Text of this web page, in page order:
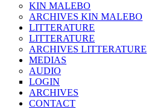
KIN MALEBO
ARCHIVES KIN MALEBO
LITTERATURE
LITTERATURE
ARCHIVES LITTERATURE
MEDIAS
AUDIO
LOGIN
ARCHIVES
CONTACT